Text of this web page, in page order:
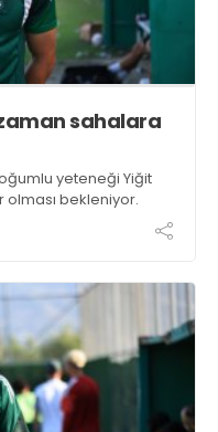
sahalara
yeteneği Yiğit
olması bekleniyor.